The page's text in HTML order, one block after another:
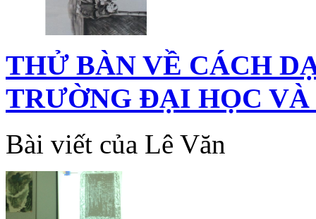
THỬ BÀN VỀ CÁCH
TRƯỜNG ĐẠI HỌC
Bài viết của Lê Văn